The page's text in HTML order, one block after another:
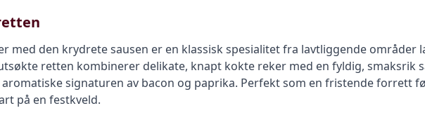
med den krydrete sausen er en klassisk spesialitet fra lavtliggende områder
retten kombinerer delikate, knapt kokte reker med en fyldig, smaksrik
signaturen av bacon og paprika. Perfekt som en fristende forrett
på en festkveld.